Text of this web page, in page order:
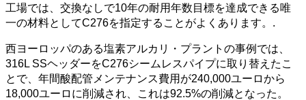
工場では、交換なしで10年の耐用年数目標を達成できる唯
一の材料としてC276を指定することがよくあります。.
西ヨーロッパのある塩素アルカリ・プラントの事例では、
316L SSヘッダーをC276シームレスパイプに取り替えたこ
とで、年間酸配管メンテナンス費用が240,000ユーロから
18,000ユーロに削減され、これは92.5%の削減となった。